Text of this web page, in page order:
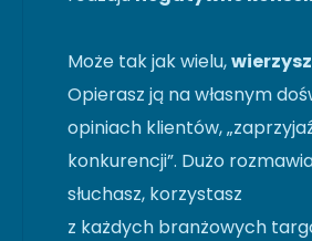
Może tak jak wielu,
Opierasz ją na własnym
opiniach klientów,
konkurencji”. Dużo
słuchasz, korzystasz
z każdych branżowych